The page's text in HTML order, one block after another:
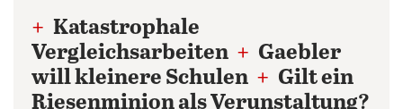
+ Katastrophale
Vergleichsarbeiten + Gaebler
will kleinere Schulen + Gilt ein
Riesenminion als Verunstaltung?